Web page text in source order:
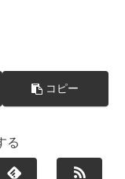
コピー
る